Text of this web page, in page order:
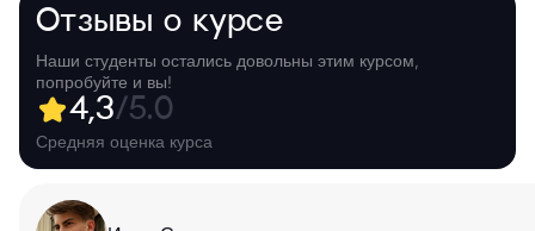
Отзывы о курсе
Наши студенты остались довольны этим курсом,
попробуйте и вы!
4,3/5.0
Средняя оценка курса